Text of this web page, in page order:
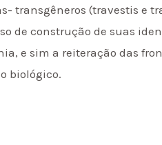
transgêneros (travestis e
de construção de suas
e sim a reiteração das
biológico.